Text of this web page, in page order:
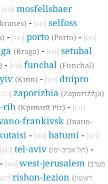
439 mosfellsbaer
-441 selfoss
-443 porto (Porto) -444
(Braga) -446 setubal
-448 funchal (Funchal)
(Київ) -451 dnipro
453 zaporizhia (Zaporižžja)
rih (Кривий Ріг) -456
frankivsk (Івано-
-460 batumi -461
463 tel-aviv (תל אביב-יפו) -
-465 west-jerusalem (מערב
rishon-lezion (ראשון